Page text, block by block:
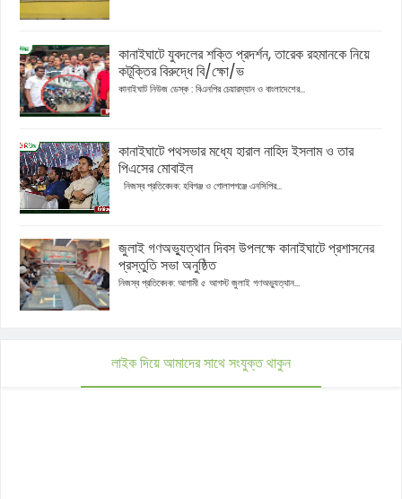
কানাইঘাটে যুবদলের শক্তি প্রদর্শন, তারেক রহমানকে নিয়ে
কটূক্তির বিরুদ্ধে বি/ক্ষো/ভ
কানাইঘাট নিউজ ডেস্ক : বিএনপির চেয়ারম্যান ও বাংলাদেশের...
কানাইঘাটে পথসভার মধ্যে হারাল নাহিদ ইসলাম ও তার
পিএসের মোবাইল
নিজস্ব প্রতিবেদক: হবিগঞ্জ ও গোলাপগঞ্জে এনসিপির...
জুলাই গণঅভ্যুত্থান দিবস উপলক্ষে কানাইঘাটে প্রশাসনের
প্রস্তুতি সভা অনুষ্ঠিত
নিজস্ব প্রতিবেদক: আগামী ৫ আগস্ট জুলাই গণঅভ্যুত্থান...
লাইক দিয়ে আমাদের সাথে সংযুক্ত থাকুন